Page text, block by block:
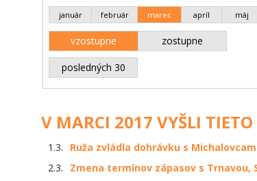
január február marec apríl máj
vzostupne zostupne
posledných 30
V MARCI 2017 VYŠLI
1.3.
Ruža zvládla dohrávku s
2.3.
Zmena termínov zápasov s Trnavou,